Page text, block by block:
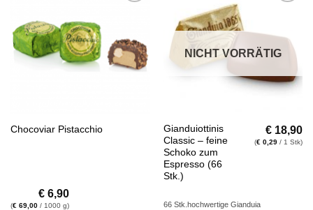
Chocoviar Pistacchio
€6,90
(€ 69,00/ 1000 g)
NICHT VORRÄTIG
Gianduiottinis
Classic – feine
Schoko zum
Espresso (66
Stk.)
€ 18,90
(€ 0,29 / 1 Stk)
66 Stk.hochwertige Gianduia